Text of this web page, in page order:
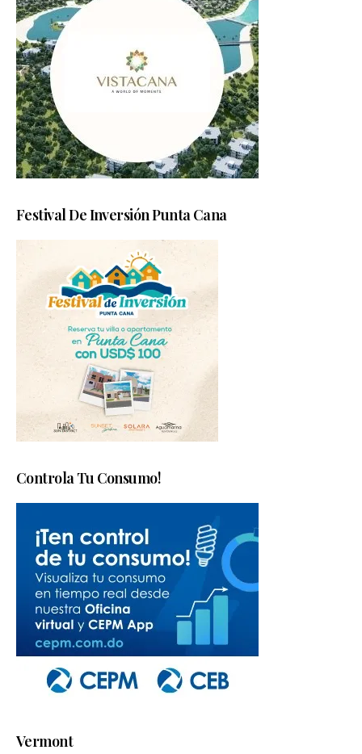
Festival De Inversión Punta Cana
Controla Tu Consumo!
Vermont